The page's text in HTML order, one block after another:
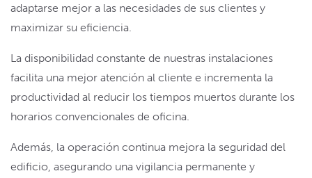
adaptarse mejor a las necesidades de sus clientes y
maximizar su eficiencia.
La disponibilidad constante de nuestras instalaciones
facilita una mejor atención al cliente e incrementa la
productividad al reducir los tiempos muertos durante los
horarios convencionales de oficina.
Además, la operación continua mejora la seguridad del
edificio, asegurando una vigilancia permanente y